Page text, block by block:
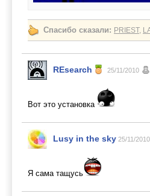
Спасибо сказали: PRIEST,
REsearch 25/11/2010
Вот это установка
Lusy in the sky 25/11/2010
Я сама тащусь